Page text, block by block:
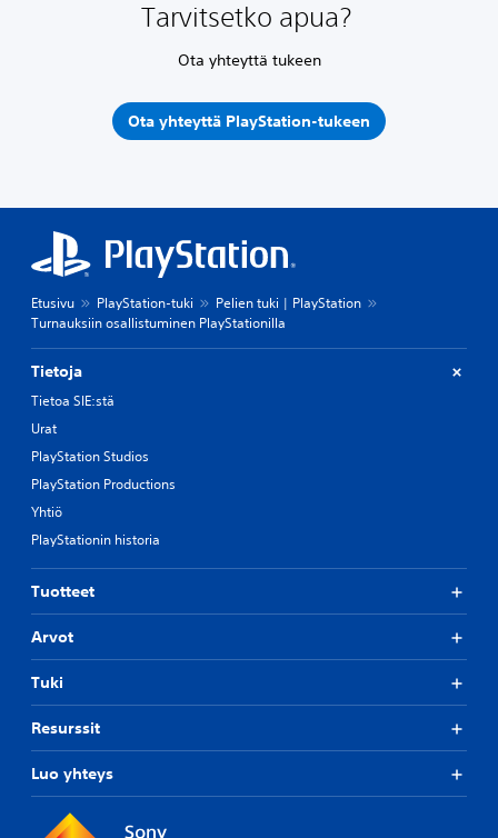
Tarvitsetko apua?
Ota yhteyttä tukeen
Ota yhteyttä PlayStation-tukeen
Etusivu PlayStation-tuki
Pelien tuki | PlayStation
Turnauksiin osallistuminen PlayStationilla
Tietoja
Tietoa SIE:stä
Urat
PlayStation Studios
PlayStation Productions
Yhtiö
PlayStationin historia
Tuotteet
Arvot
Tuki
Resurssit
Luo yhteys